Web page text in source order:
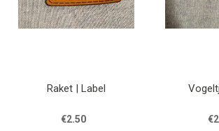
Raket | Label
€2.50